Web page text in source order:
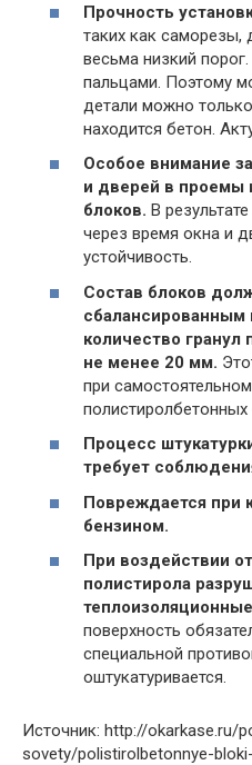
Прочность
таких как саморезы,
весьма низкий
пальцами. Поэтому
детали можно
находится бетон.
Особое внимание
и дверей в проемы
блоков. В
через время окна и
устойчивость.
Состав блоков
сбалансированным
количество
не менее 20 мм.
при
полистиролбетонных
Процесс
требует
Повреждается при
бензином.
При воздействии
полистирола
поверхность
специальной
оштукатуривается.
Источник: http://okarkase.ru/
sovety/polistirolbetonnye-